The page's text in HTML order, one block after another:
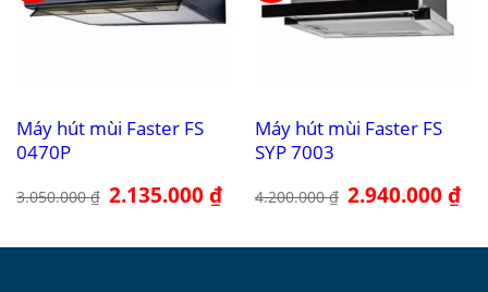
Máy hút mùi Faster FS
0470P
3.050.000₫ Giá
gốc
2.135.000₫Giá
hiện
2.135.000 ₫.
Máy hút mùi Faster FS
SYP 7003
4.200.000₫ Giá
gốc
2.940.000₫Giá